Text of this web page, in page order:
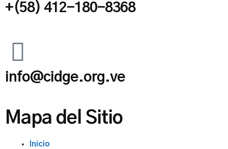
+(58) 412-180-8368
info@cidge.org.ve
Mapa del Sitio
Inicio